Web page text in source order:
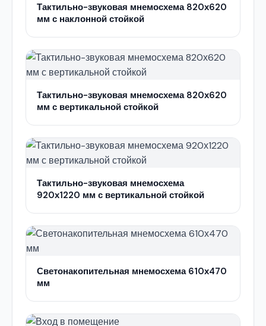
Тактильно-звуковая мнемосхема 820х620
мм с наклонной стойкой
Тактильно-звуковая мнемосхема 820х620
мм с вертикальной стойкой
Тактильно-звуковая мнемосхема
920х1220 мм с вертикальной стойкой
Светонакопительная мнемосхема 610х470
мм